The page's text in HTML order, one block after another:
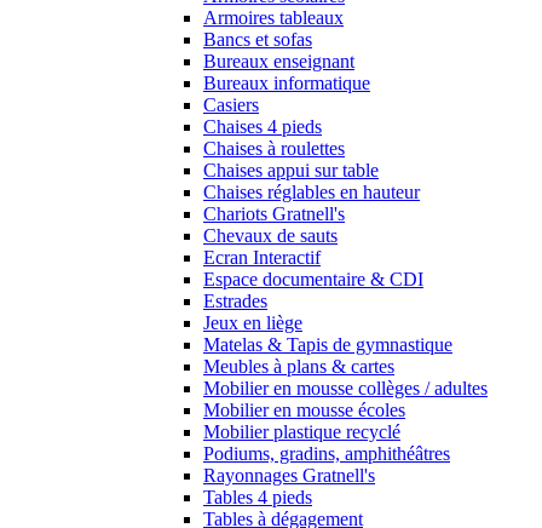
Armoires tableaux
Bancs et sofas
Bureaux enseignant
Bureaux informatique
Casiers
Chaises 4 pieds
Chaises à roulettes
Chaises appui sur table
Chaises réglables en hauteur
Chariots Gratnell's
Chevaux de sauts
Ecran Interactif
Espace documentaire & CDI
Estrades
Jeux en liège
Matelas & Tapis de gymnastique
Meubles à plans & cartes
Mobilier en mousse collèges / adultes
Mobilier en mousse écoles
Mobilier plastique recyclé
Podiums, gradins, amphithéâtres
Rayonnages Gratnell's
Tables 4 pieds
Tables à dégagement